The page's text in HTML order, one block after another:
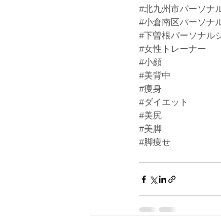
#北九州市パーソナ
#小倉南区パーソナ
#下曽根パーソナル
#女性トレーナー
#小顔
#美背中
#痩身
#ダイエット
#美尻
#美脚
#脚痩せ